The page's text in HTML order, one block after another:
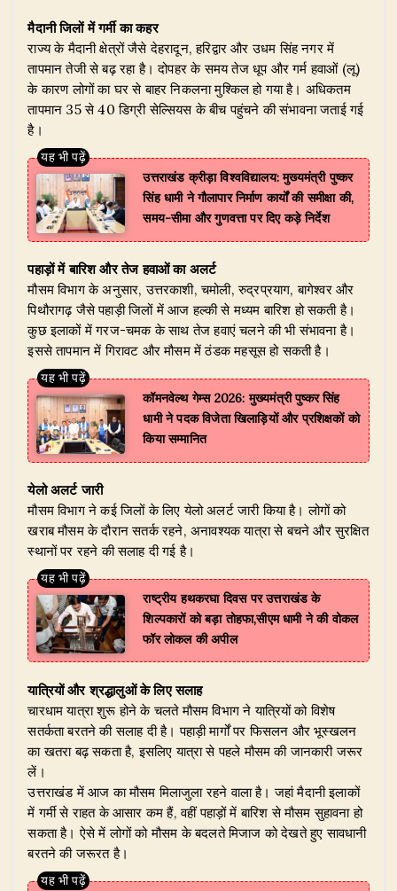
p
p
o
o
k
n
मैदानी जिलों में गर्मी का कहर
राज्य के मैदानी क्षेत्रों जैसे देहरादून, हरिद्वार और उधम सिंह नगर में
तापमान तेजी से बढ़ रहा है। दोपहर के समय तेज धूप और गर्म हवाओं (लू)
के कारण लोगों का घर से बाहर निकलना मुश्किल हो गया है। अधिकतम
तापमान 35 से 40 डिग्री सेल्सियस के बीच पहुंचने की संभावना जताई गई
है।
उत्तराखंड क्रीड़ा विश्वविद्यालय: मुख्यमंत्री पुष्कर
सिंह धामी ने गौलापार निर्माण कार्यों की समीक्षा की,
समय-सीमा और गुणवत्ता पर दिए कड़े निर्देश
पहाड़ों में बारिश और तेज हवाओं का अलर्ट
मौसम विभाग के अनुसार, उत्तरकाशी, चमोली, रुद्रप्रयाग, बागेश्वर और
पिथौरागढ़ जैसे पहाड़ी जिलों में आज हल्की से मध्यम बारिश हो सकती है।
कुछ इलाकों में गरज-चमक के साथ तेज हवाएं चलने की भी संभावना है।
इससे तापमान में गिरावट और मौसम में ठंडक महसूस हो सकती है।
​कॉमनवेल्थ गेम्स 2026: मुख्यमंत्री पुष्कर सिंह
धामी ने पदक विजेता खिलाड़ियों और प्रशिक्षकों को
किया सम्मानित
येलो अलर्ट जारी
मौसम विभाग ने कई जिलों के लिए येलो अलर्ट जारी किया है। लोगों को
खराब मौसम के दौरान सतर्क रहने, अनावश्यक यात्रा से बचने और सुरक्षित
स्थानों पर रहने की सलाह दी गई है।
राष्ट्रीय हथकरघा दिवस पर उत्तराखंड के
शिल्पकारों को बड़ा तोहफा,सीएम धामी ने की वोकल
फॉर लोकल की अपील
यात्रियों और श्रद्धालुओं के लिए सलाह
चारधाम यात्रा शुरू होने के चलते मौसम विभाग ने यात्रियों को विशेष
सतर्कता बरतने की सलाह दी है। पहाड़ी मार्गों पर फिसलन और भूस्खलन
का खतरा बढ़ सकता है, इसलिए यात्रा से पहले मौसम की जानकारी जरूर
लें।
उत्तराखंड में आज का मौसम मिलाजुला रहने वाला है। जहां मैदानी इलाकों
में गर्मी से राहत के आसार कम हैं, वहीं पहाड़ों में बारिश से मौसम सुहावना हो
सकता है। ऐसे में लोगों को मौसम के बदलते मिजाज को देखते हुए सावधानी
बरतने की जरूरत है।